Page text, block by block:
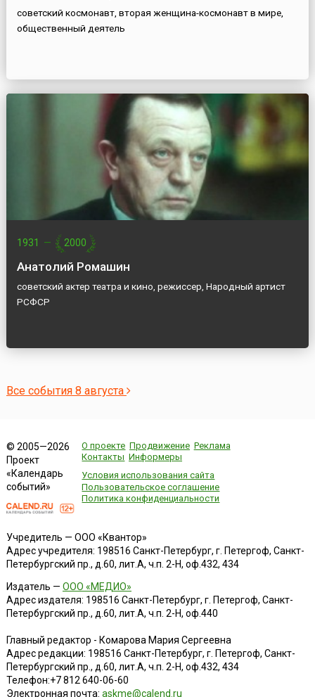
советский космонавт, вторая женщина-космонавт в мире,
общественный деятель
1931 — 2000
Анатолий Ромашин
советский актер театра и кино, режиссер, Народный артист
РСФСР
Все события 8 августа
© 2005—2026
Проект
«Календарь
событий»
О проекте Продвижение Реклама
Контакты Информеры
Условия использования сайта
Пользовательское соглашение
Политика конфиденциальности
Учредитель — ООО «Квантор»
Адрес учредителя: 198516 Санкт-Петербург, г. Петергоф, Санкт-
Петербургский пр., д.60, лит.А, ч.п. 2-Н, оф.432, 434
Издатель — ООО «МЕДИО»
Адрес издателя: 198516 Санкт-Петербург, г. Петергоф, Санкт-
Петербургский пр., д.60, лит.А, ч.п. 2-Н, оф.440
Главный редактор - Комарова Мария Сергеевна
Адрес редакции: 198516 Санкт-Петербург, г. Петергоф, Санкт-
Петербургский пр., д.60, лит.А, ч.п. 2-Н, оф.432, 434
Телефон:+7 812 640-06-60
Электронная почта: askme@calend.ru